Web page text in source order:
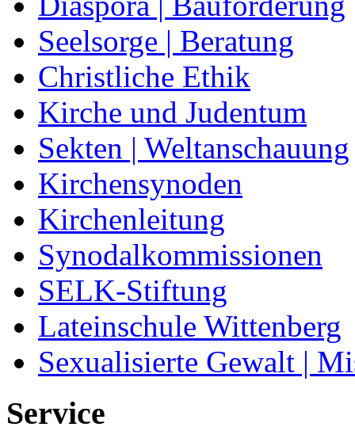
Seelsorge | Beratung
Christliche Ethik
Kirche und Judentum
Sekten | Weltanschauung
Kirchensynoden
Kirchenleitung
Synodalkommissionen
SELK-Stiftung
Lateinschule Wittenberg
Sexualisierte Gewalt |
Service